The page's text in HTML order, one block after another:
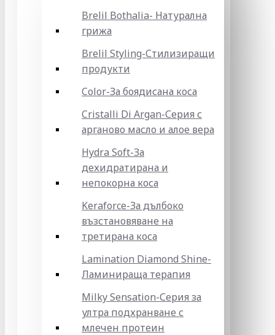
Brelil Bothalia- Натурална
грижа
Brelil Styling-Стилизиращи
продукти
Color-За боядисана коса
Cristalli Di Argan-Серия с
арганово масло и алое вера
Hydra Soft-За
дехидратирана и
непокорна коса
Keraforce-За дълбоко
възстановяване на
третирана коса
Lamination Diamond Shine-
Ламинираща терапия
Milky Sensation-Серия за
ултра подхранване с
млечен протеин